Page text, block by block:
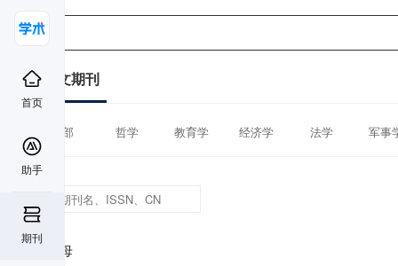
首页
助手
期刊
中文期刊
全部 哲学 教育学 经济学 法学 军事
首字母